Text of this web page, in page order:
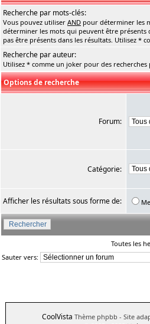
Recherche par mots-clés:
Vous pouvez utiliser AND pour déterminer les
déterminer les mots qui peuvent être présents
pas être présents dans les résultats. Utilisez *
Recherche par auteur:
Utilisez * comme un joker pour des recherches
Options de recherche
Forum:
Catégorie:
Afficher les résultats sous forme de:
Toutes les
Sauter vers:
CoolVista Thème phpbb - Site